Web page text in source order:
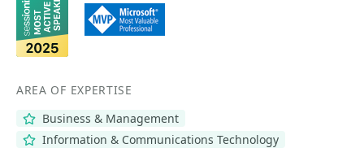
AREA OF EXPERTISE
Business & Management
Information & Communications Technology